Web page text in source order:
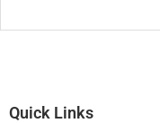
Quick Links